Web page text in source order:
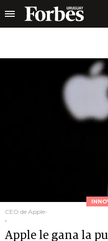
CEO de Apple-
.
Apple le gana la